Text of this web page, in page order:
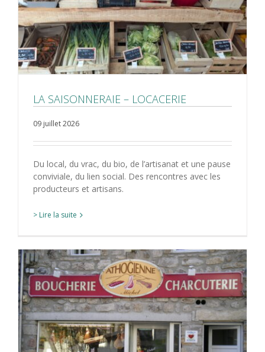
LA SAISONNERAIE – LOCACERIE
09 juillet 2026
Du local, du vrac, du bio, de l’artisanat et une pause
conviviale, du lien social. Des rencontres avec les
producteurs et artisans.
> Lire la suite